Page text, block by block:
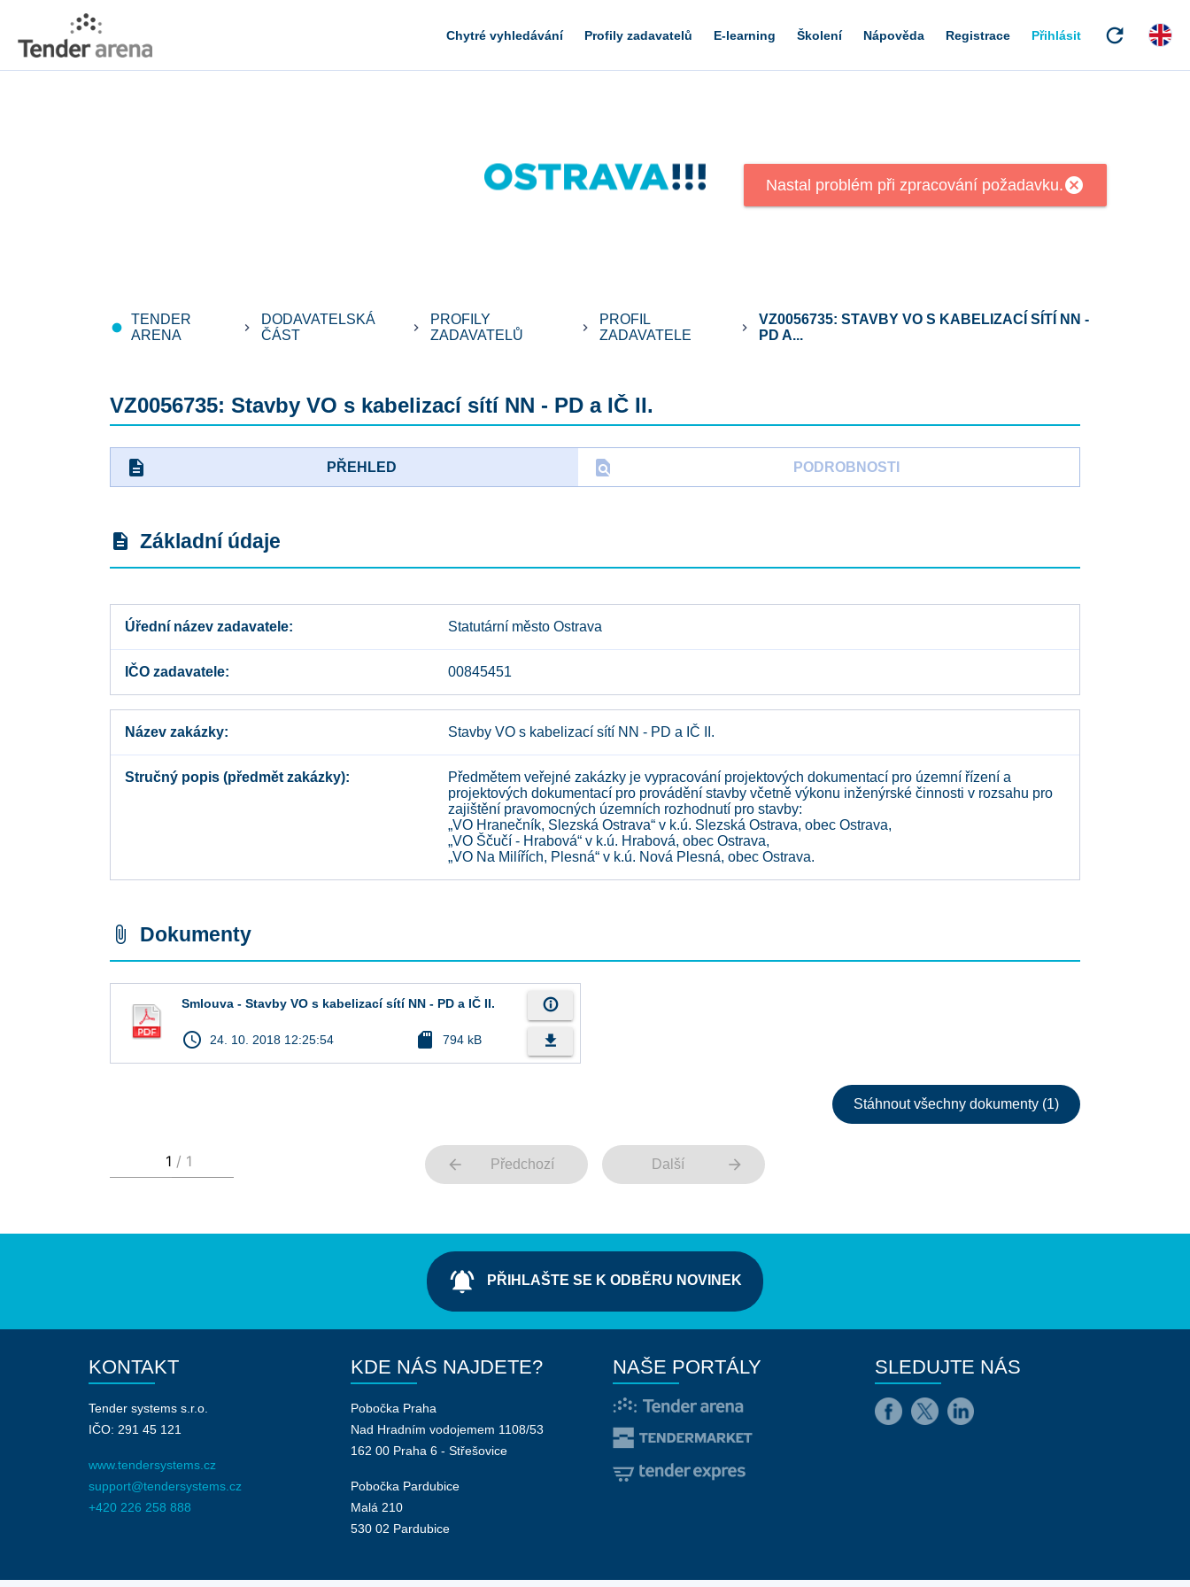
Chytré vyhledávání Profily zadavatelů E-learning Školení Nápověda Registrace Přihlásit refresh
fiber_manual_record
TENDER
ARENA
keyboard_arrow_right
DODAVATELSKÁ
ČÁST
keyboard_arrow_right
PROFILY
ZADAVATELŮ
keyboard_arrow_right
PROFIL
ZADAVATELE
keyboard_arrow_right
VZ0056735: STAVBY VO S KABELIZACÍ SÍTÍ NN -
PD A...
VZ0056735: Stavby VO s kabelizací sítí NN - PD a IČ II.
description PŘEHLED find_in_page PODROBNOSTI
description Základní údaje
Úřední název zadavatele Statutární město Ostrava
IČO zadavatele 00845451
Název zakázky Stavby VO s kabelizací sítí NN - PD a IČ II.
Stručný popis (předmět zakázky)
Předmětem veřejné zakázky je vypracování projektových dokumentací pro územní řízení a
projektových dokumentací pro provádění stavby včetně výkonu inženýrské činnosti v rozsahu pro
zajištění pravomocných územních rozhodnutí pro stavby:
„VO Hranečník, Slezská Ostrava“ v k.ú. Slezská Ostrava, obec Ostrava,
„VO Ščučí - Hrabová“ v k.ú. Hrabová, obec Ostrava,
„VO Na Milířích, Plesná“ v k.ú. Nová Plesná, obec Ostrava.
attach_file Dokumenty
Smlouva - Stavby VO s kabelizací sítí NN - PD a IČ II.
access_time 24. 10. 2018 12:25:54 sd_card 794 kB
info_outline
file_download
Stáhnout všechny dokumenty (1)
arrow_back Předchozí Další arrow_forward
notifications_active PŘIHLAŠTE SE K ODBĚRU NOVINEK
KONTAKT
Tender systems s.r.o.
IČO: 291 45 121
www.tendersystems.cz
support@tendersystems.cz
+420 226 258 888
KDE NÁS NAJDETE?
Pobočka Praha
Nad Hradním vodojemem 1108/53
162 00 Praha 6 - Střešovice
Pobočka Pardubice
Malá 210
530 02 Pardubice
NAŠE PORTÁLY SLEDUJTE NÁS